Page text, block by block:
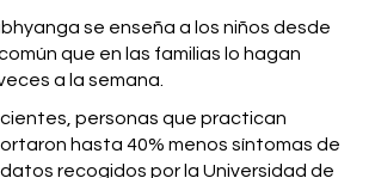
se enseña a los niños desde
que en las familias lo hagan
a la semana.
personas que practican
hasta 40% menos síntomas de
recogidos por la Universidad de